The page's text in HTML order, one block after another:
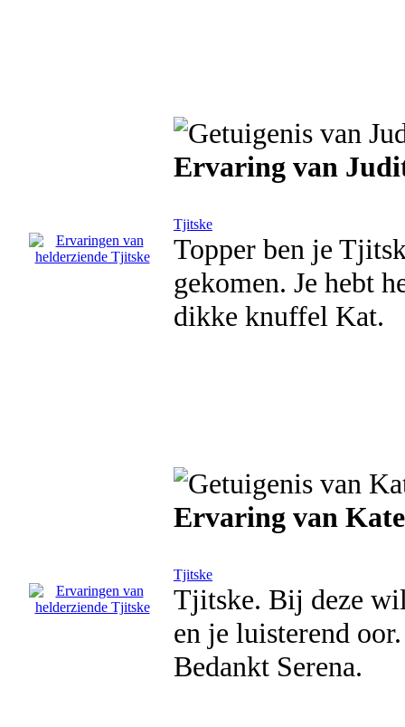
Ervaring van
Tjitske
Topper ben je
gekomen. Je hebt
dikke knuffel Kat.
Ervaring van
Tjitske
Tjitske. Bij deze
en je luisterend oor.
Bedankt Serena.